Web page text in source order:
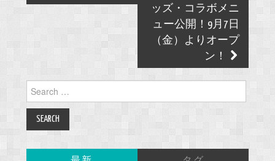
ッズ・コラボメニ
ュー公開！9月7日
（金）よりオープ
ン！
for: